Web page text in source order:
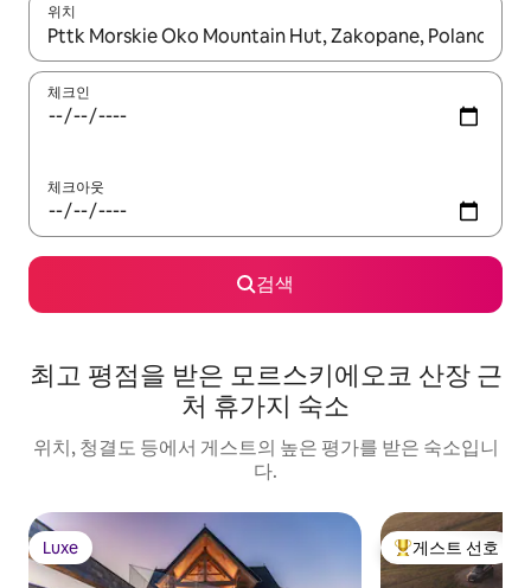
위치
결과가 나오면 위·아래 화살표 키를 사용하거나 터치 또는 스와이
체크인
체크아웃
검색
최고 평점을 받은 모르스키에오코 산장 근
처 휴가지 숙소
위치, 청결도 등에서 게스트의 높은 평가를 받은 숙소입니
다.
Luxe
Luxe 상위 게스트 선호
게스트 선호